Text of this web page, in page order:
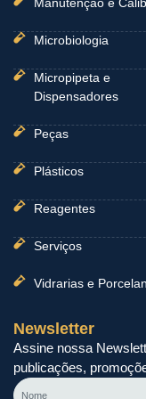
Manutenção e
Microbiologia
Micropipeta e
Dispensadores
Peças
Plásticos
Reagentes
Serviços
Vidrarias e
Newsletter
Assine nossa
publicações,
Nome